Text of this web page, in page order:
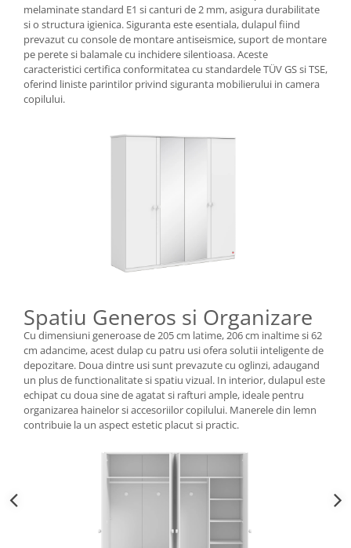
melaminate standard E1 si canturi de 2 mm, asigura durabilitate
si o structura igienica. Siguranta este esentiala, dulapul fiind
prevazut cu console de montare antiseismice, suport de montare
pe perete si balamale cu inchidere silentioasa. Aceste
caracteristici certifica conformitatea cu standardele TÜV GS si TSE,
oferind liniste parintilor privind siguranta mobilierului in camera
copilului.
Spatiu Generos si Organizare
Cu dimensiuni generoase de 205 cm latime, 206 cm inaltime si 62
cm adancime, acest dulap cu patru usi ofera solutii inteligente de
depozitare. Doua dintre usi sunt prevazute cu oglinzi, adaugand
un plus de functionalitate si spatiu vizual. In interior, dulapul este
echipat cu doua sine de agatat si rafturi ample, ideale pentru
organizarea hainelor si accesoriilor copilului. Manerele din lemn
contribuie la un aspect estetic placut si practic.